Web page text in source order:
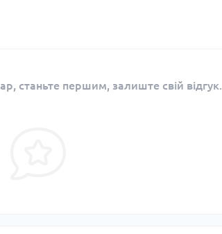
станьте першим, залиште свій відгук.